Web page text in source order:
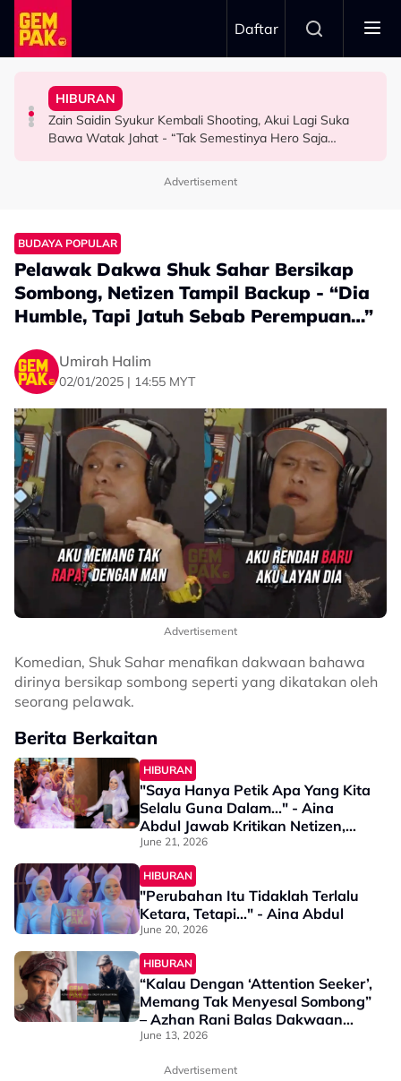
Skip to main content
Daftar
HIBURAN
“Ramai Pihak Dekati Saya, Jaclyn Victor & Ning Baizura
Untuk…” - Shila Amzah
HIBURAN
Zain Saidin Syukur Kembali Shooting, Akui Lagi Suka
Bawa Watak Jahat - “Tak Semestinya Hero Saja
GAYA HIDUP
MPO Beri Penghormatan Untuk Alfonso Soliano Di
Dewan Filharmonik Petronas
HIBURAN
“Harapnya Tahun Ini Terakhir La Untuk Saya…” - Ezzanie
Jasny
Advertisement
BUDAYA POPULAR
Pelawak Dakwa Shuk Sahar Bersikap
Sombong, Netizen Tampil Backup - “Dia
Humble, Tapi Jatuh Sebab Perempuan…”
Umirah Halim
02/01/2025 | 14:55 MYT
Advertisement
Komedian, Shuk Sahar menafikan dakwaan bahawa
dirinya bersikap sombong seperti yang dikatakan oleh
seorang pelawak.
Berita Berkaitan
HIBURAN
"Saya Hanya Petik Apa Yang Kita
Selalu Guna Dalam..." - Aina
Abdul Jawab Kritikan Netizen,
Guna 'Takda' Dalam Sadis
June 21, 2026
HIBURAN
"Perubahan Itu Tidaklah Terlalu
Ketara, Tetapi..." - Aina Abdul
June 20, 2026
HIBURAN
“Kalau Dengan ‘Attention Seeker’,
Memang Tak Menyesal Sombong”
– Azhan Rani Balas Dakwaan
Netizen
June 13, 2026
Advertisement